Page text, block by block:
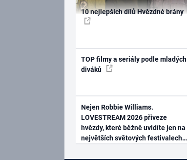
10 nejlepších dílů Hvězdné brány
TOP filmy a seriály podle mladých
diváků
Nejen Robbie Williams.
LOVESTREAM 2026 přiveze
hvězdy, které běžně uvidíte jen na
největších světových festivalech